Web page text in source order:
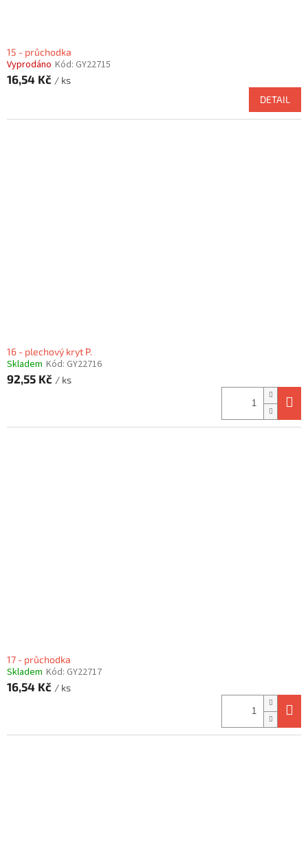
15 - průchodka
Vyprodáno Kód: GY22715
16,54 Kč / ks
DETAIL
16 - plechový kryt P.
Skladem Kód: GY22716
92,55 Kč / ks
17 - průchodka
Skladem Kód: GY22717
16,54 Kč / ks